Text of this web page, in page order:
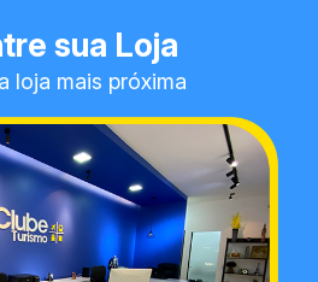
sua Loja
loja mais próxima